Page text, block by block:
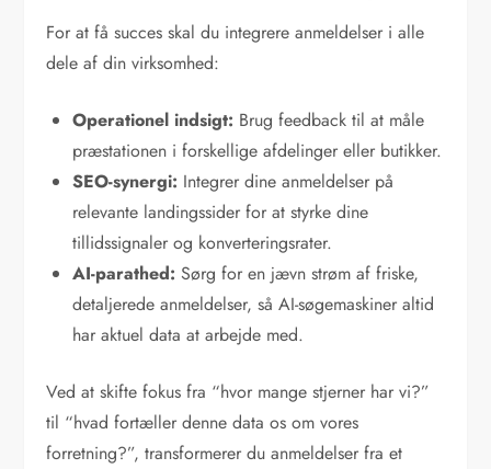
For at få succes skal du integrere anmeldelser i alle
dele af din virksomhed:
Operationel indsigt: Brug feedback til at måle
præstationen i forskellige afdelinger eller butikker.
SEO-synergi: Integrer dine anmeldelser på
relevante landingssider for at styrke dine
tillidssignaler og konverteringsrater.
AI-parathed: Sørg for en jævn strøm af friske,
detaljerede anmeldelser, så AI-søgemaskiner altid
har aktuel data at arbejde med.
Ved at skifte fokus fra “hvor mange stjerner har vi?”
til “hvad fortæller denne data os om vores
forretning?”, transformerer du anmeldelser fra et